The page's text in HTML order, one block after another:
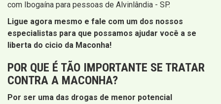
com Ibogaína para pessoas de Alvinlândia - SP.
Ligue agora mesmo e fale com um dos nossos
especialistas para que possamos ajudar você a se
liberta do cicio da Maconha!
POR QUE É TÃO IMPORTANTE SE TRATAR
CONTRA A MACONHA?
Por ser uma das drogas de menor potencial